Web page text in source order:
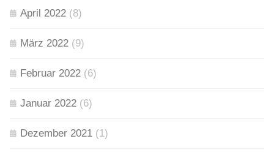
April 2022 (8)
März 2022 (9)
Februar 2022 (6)
Januar 2022 (6)
Dezember 2021 (1)